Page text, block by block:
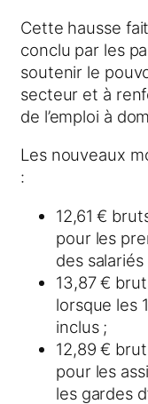
Cette hausse
conclu par les
soutenir le
secteur et à
de l’emploi à
Les nouveaux
:
12,61 €
pour les
des
13,87 €
lorsque les
inclus ;
12,89 €
pour les
les gardes